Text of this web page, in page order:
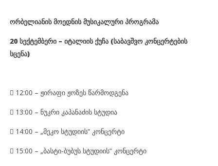
ორბელიანის მოედნის მუსიკალური პროგრამა
20 სექტემბერი – იტალიის ქუჩა (საბავშვო კონცერტების
სცენა)
 12:00 – ჟირაფი ჟოზეს წარმოდგენა
 13:00 – ნუკრი კაპანაძის სტუდია
 14:00 – „მეკო სტუდიის“ კონცერტი
 15:00 – „ბასტი-ბუბუს სტუდიის“ კონცერტი